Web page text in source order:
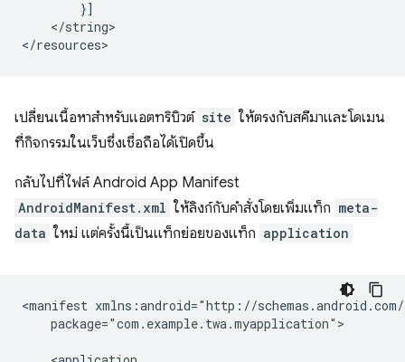
</string>
เปลี่ยนเนื้อหาสำหรับแอตทริบิวต์ site ให้ตรงกับสคีมาและโดเมน
ที่กิจกรรมในเว็บซึ่งเชื่อถือได้เปิดขึ้น
กลับไปที่ไฟล์ Android App Manifest
AndroidManifest.xml ให้ลิงก์กับคำสั่งโดยเพิ่มแท็ก meta-
data ใหม่ แต่ครั้งนี้เป็นแท็กย่อยของแท็ก application
<manifest
package="com.example.twa.myapplication">